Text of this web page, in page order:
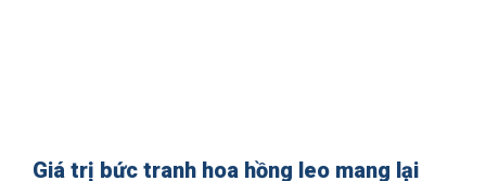
Giá trị bức tranh hoa hồng leo mang lại